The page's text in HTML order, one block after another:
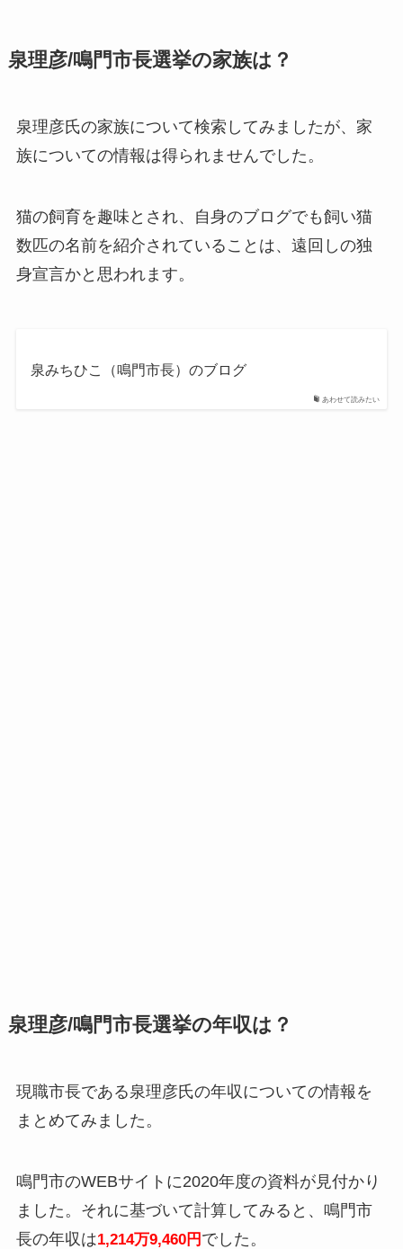
泉理彦/鳴門市長選挙の家族は？
泉理彦氏の家族について検索してみましたが、家
族についての情報は得られませんでした。
猫の飼育を趣味とされ、自身のブログでも飼い猫
数匹の名前を紹介されていることは、遠回しの独
身宣言かと思われます。
あわせて読みたい
泉みちひこ（鳴門市長）のブログ
泉理彦/鳴門市長選挙の年収は？
現職市長である泉理彦氏の年収についての情報を
まとめてみました。
鳴門市のWEBサイトに2020年度の資料が見付かり
ました。それに基づいて計算してみると、鳴門市
長の年収は1,214万9,460円 でした。